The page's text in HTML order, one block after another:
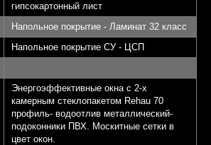
гипсокартонный лист
Напольное покрытие - Ламинат 32 класс
Напольное покрытие СУ - ЦСП
Энергоэффективные окна с 2-х
камерным стеклопакетом Rehau 70
профиль- водоотлив металлический-
подоконники ПВХ. Москитные сетки в
цвет окон.